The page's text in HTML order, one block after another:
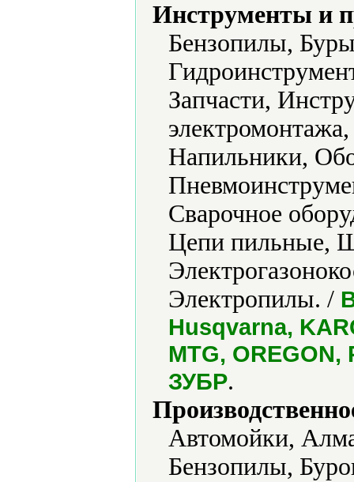
Инструменты и
Бензопилы,
Запчасти,
Напильники,
Сварочное
Цепи пильные,
Электропилы. /
Husqvarna,
MTG, OREGON,
ЗУБР.
Автомойки,
Бензопилы,